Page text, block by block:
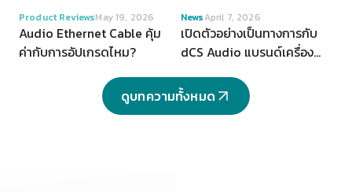
VIEW
Product ReviewsMay 19, 2026
Audio Ethernet Cable คุ้ม
ค่ากับการอัปเกรดไหม?
VIEW
NewsApril 7, 2026
เปิดตัวอย่างเป็นทางการกับ
dCS Audio แบรนด์เครื่อง
ราชอาณาจักร
ดูบทความทั้งหมด